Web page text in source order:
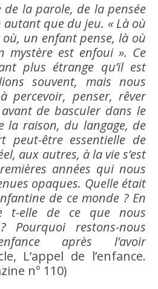
de la parole, de la pensée
que du jeu. « Là où
un enfant pense, là où
mystère est enfoui ». Ce
plus étrange qu’il est
souvent, mais nous
percevoir, penser, rêver
de basculer dans le
la raison, du langage, de
être essentielle de
aux autres, à la vie s’est
années qui nous
opaques. Quelle était
de ce monde ? En
t-elle de ce que nous
Pourquoi restons-nous
après l’avoir
L’appel de l’enfance.
n° 110)